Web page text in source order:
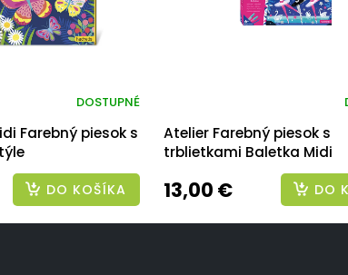
Farebný piesok s
DOSTUPNÉ
DO KOŠÍKA
Atelier Farebný piesok s
trblietkami Baletka Midi
13,00 € DO